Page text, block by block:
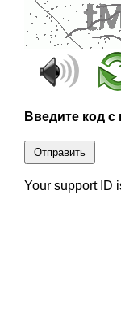
Введите код с
Отправить
Your support ID